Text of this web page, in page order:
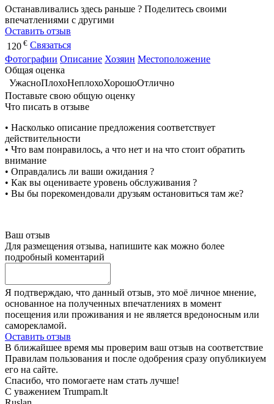
Останавливались здесь раньше ? Поделитесь своими
впечатлениями с другими
Оставить отзыв
120 € Связаться
Фотографии Описание Хозяин Местоположение
Общая оценка
УжасноПлохоНеплохоХорошоОтлично
Поставьте свою общую оценку
Что писать в отзыве
• Насколько описание предложения соответствует
действительности
• Что вам понравилось, а что нет и на что стоит обратить
внимание
• Оправдались ли ваши ожидания ?
• Как вы оцениваете уровень обслуживания ?
• Вы бы порекомендовали друзьям остановиться там же?
Ваш отзыв
Для размещения отзыва, напишите как можно более
подробный коментарий
Я подтверждаю, что данный отзыв, это моё личное мнение,
основанное на полученных впечатлениях в момент
посещения или проживания и не является вредоносным или
саморекламой.
Оставить отзыв
В ближайшее время мы проверим ваш отзыв на соответствие
Правилам пользования и после одобрения сразу опубликиуем
его на сайте.
Спасибо, что помогаете нам стать лучше!
С уважением Trumpam.lt